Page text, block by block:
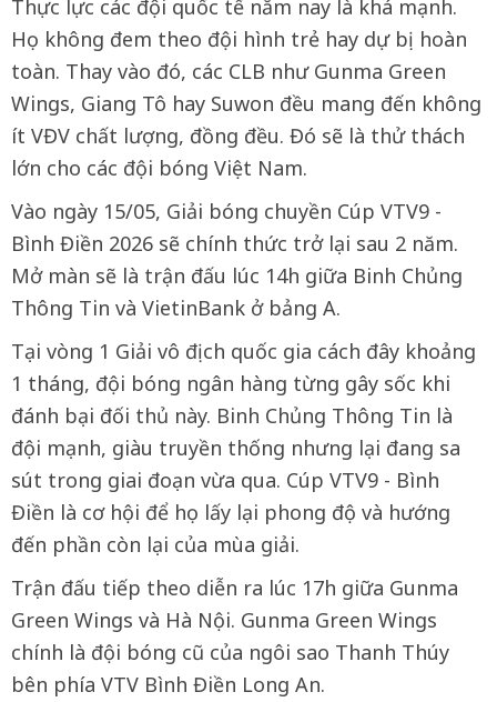
Thực lực các đội quốc tế năm nay là khá mạnh.
Họ không đem theo đội hình trẻ hay dự bị hoàn
toàn. Thay vào đó, các CLB như Gunma Green
Wings, Giang Tô hay Suwon đều mang đến không
ít VĐV chất lượng, đồng đều. Đó sẽ là thử thách
lớn cho các đội bóng Việt Nam.
Vào ngày 15/05, Giải bóng chuyền Cúp VTV9 -
Bình Điền 2026 sẽ chính thức trở lại sau 2 năm.
Mở màn sẽ là trận đấu lúc 14h giữa Binh Chủng
Thông Tin và VietinBank ở bảng A.
Tại vòng 1 Giải vô địch quốc gia cách đây khoảng
1 tháng, đội bóng ngân hàng từng gây sốc khi
đánh bại đối thủ này. Binh Chủng Thông Tin là
đội mạnh, giàu truyền thống nhưng lại đang sa
sút trong giai đoạn vừa qua. Cúp VTV9 - Bình
Điền là cơ hội để họ lấy lại phong độ và hướng
đến phần còn lại của mùa giải.
Trận đấu tiếp theo diễn ra lúc 17h giữa Gunma
Green Wings và Hà Nội. Gunma Green Wings
chính là đội bóng cũ của ngôi sao Thanh Thúy
bên phía VTV Bình Điền Long An.